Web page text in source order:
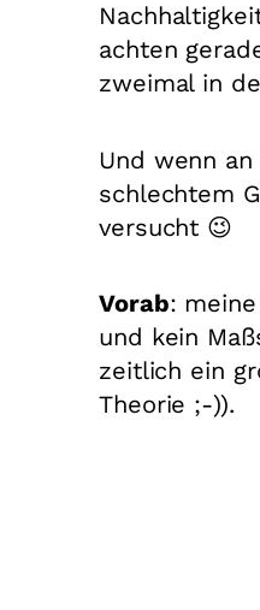
achten
zweimal in
Und wenn
schlechtem
versucht 😉
Vorab:
und kein
zeitlich ein
Theorie ;-)).